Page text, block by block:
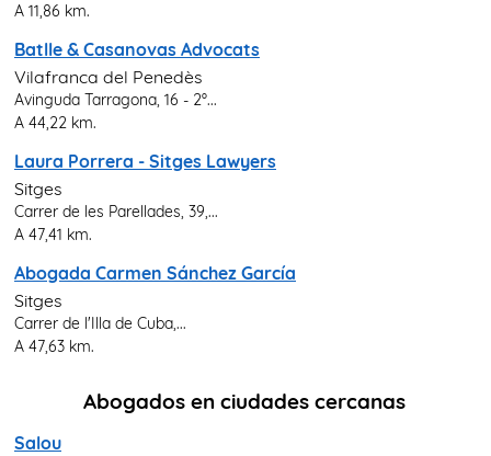
A 11,86 km.
Batlle & Casanovas Advocats
Vilafranca del Penedès
Avinguda Tarragona, 16 - 2º...
A 44,22 km.
Laura Porrera - Sitges Lawyers
Sitges
Carrer de les Parellades, 39,...
A 47,41 km.
Abogada Carmen Sánchez García
Sitges
Carrer de l'Illa de Cuba,...
A 47,63 km.
Abogados en ciudades cercanas
Salou